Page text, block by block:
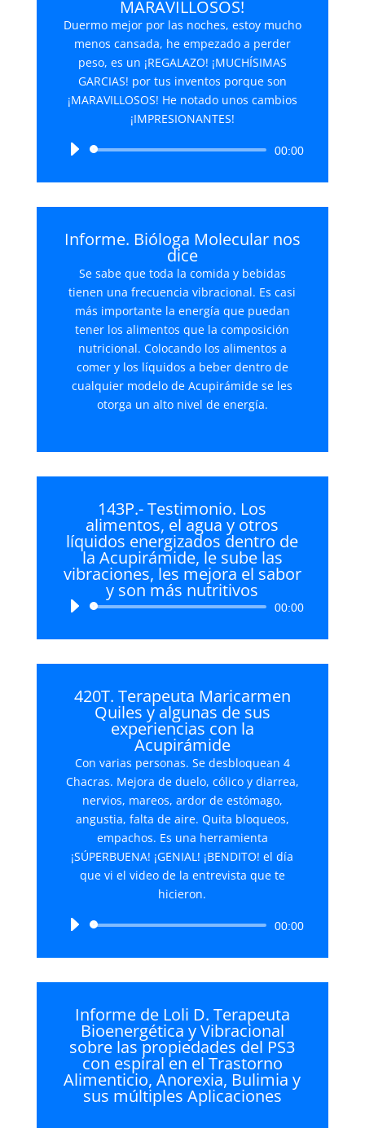
MARAVILLOSOS!
Duermo mejor por las noches, estoy mucho
menos cansada, he empezado a perder
peso, es un ¡REGALAZO! ¡MUCHÍSIMAS
GARCIAS! por tus inventos porque son
¡MARAVILLOSOS! He notado unos cambios
¡IMPRESIONANTES!
Reproductor
audio
00:00
Informe. Bióloga Molecular nos
dice
Se sabe que toda la comida y bebidas
tienen una frecuencia vibracional. Es casi
más importante la energía que puedan
tener los alimentos que la composición
nutricional. Colocando los alimentos a
comer y los líquidos a beber dentro de
cualquier modelo de Acupirámide se les
otorga un alto nivel de energía.
143P.- Testimonio. Los
alimentos, el agua y otros
líquidos energizados dentro de
la Acupirámide, le sube las
vibraciones, les mejora el sabor
y son más nutritivos
Reproductor
audio
00:00
420T. Terapeuta Maricarmen
Quiles y algunas de sus
experiencias con la
Acupirámide
Con varias personas. Se desbloquean 4
Chacras. Mejora de duelo, cólico y diarrea,
nervios, mareos, ardor de estómago,
angustia, falta de aire. Quita bloqueos,
empachos. Es una herramienta
¡SÚPERBUENA! ¡GENIAL! ¡BENDITO! el día
que vi el video de la entrevista que te
hicieron.
Reproductor
audio
00:00
Informe de Loli D. Terapeuta
Bioenergética y Vibracional
sobre las propiedades del PS3
con espiral en el Trastorno
Alimenticio, Anorexia, Bulimia y
sus múltiples Aplicaciones